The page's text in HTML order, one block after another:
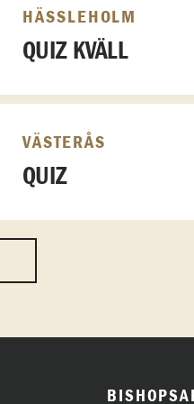
HÄSSLEHOLM
QUIZ KVÄLL
VÄSTERÅS
QUIZ